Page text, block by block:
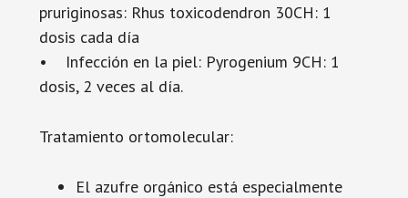
pruriginosas: Rhus toxicodendron 30CH: 1
dosis cada día
• Infección en la piel: Pyrogenium 9CH: 1
dosis, 2 veces al día.
Tratamiento ortomolecular:
El azufre orgánico está especialmente